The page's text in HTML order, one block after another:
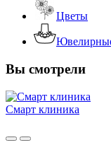
Цветы
Вы смотрели
Смарт клиника